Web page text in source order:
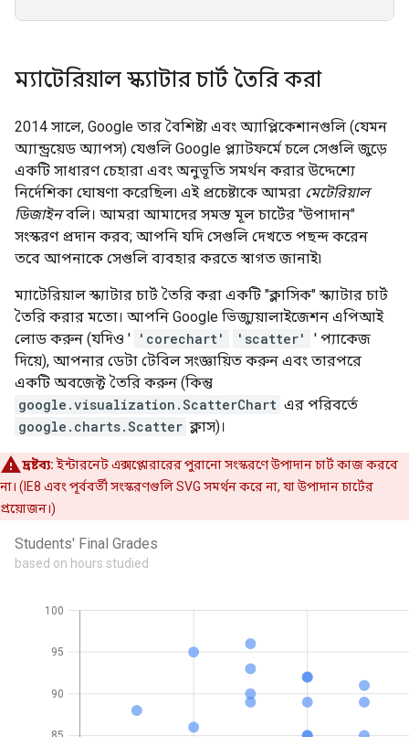
ম্যাটেরিয়াল স্ক্যাটার চার্ট তৈরি করা
2014 সালে, Google তার বৈশিষ্ট্য এবং অ্যাপ্লিকেশানগুলি (যেমন
অ্যান্ড্রয়েড অ্যাপস) যেগুলি Google প্ল্যাটফর্মে চলে সেগুলি জুড়ে
একটি সাধারণ চেহারা এবং অনুভূতি সমর্থন করার উদ্দেশ্যে
নির্দেশিকা ঘোষণা করেছিল৷ এই প্রচেষ্টাকে আমরা মেটেরিয়াল
ডিজাইনবলি। আমরা আমাদের সমস্ত মূল চার্টের "উপাদান"
সংস্করণ প্রদান করব; আপনি যদি সেগুলি দেখতে পছন্দ করেন
তবে আপনাকে সেগুলি ব্যবহার করতে স্বাগত জানাই৷
ম্যাটেরিয়াল স্ক্যাটার চার্ট তৈরি করা একটি "ক্লাসিক" স্ক্যাটার চার্ট
তৈরি করার মতো। আপনি Google ভিজ্যুয়ালাইজেশন এপিআই
লোড করুন (যদিও ' 'corechart' 'scatter'
' প্যাকেজ
দিয়ে), আপনার ডেটা টেবিল সংজ্ঞায়িত করুন এবং তারপরে
একটি অবজেক্ট তৈরি করুন (কিন্তু
google.visualization.ScatterChart এর পরিবর্তে
google.charts.Scatter ক্লাস)।
দ্রষ্টব্য:ইন্টারনেট এক্সপ্লোরারের পুরানো সংস্করণে উপাদান চার্ট কাজ করবে
না। (IE8 এবং পূর্ববর্তী সংস্করণগুলি SVG সমর্থন করে না, যা উপাদান চার্টের
প্রয়োজন।)